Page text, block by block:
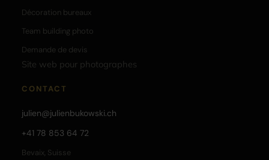
Décoration bureaux
Team building photo
Demande de devis
Site web pour photographes
CONTACT
julien@julienbukowski.ch
+41 78 853 64 72
Bevaix, Suisse